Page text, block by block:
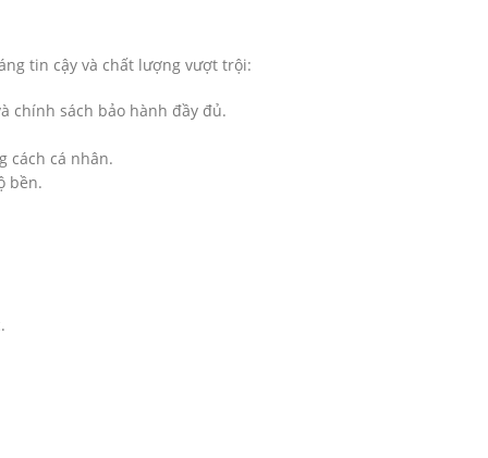
tin cậy và chất lượng vượt trội:
chính sách bảo hành đầy đủ.
cách cá nhân.
bền.